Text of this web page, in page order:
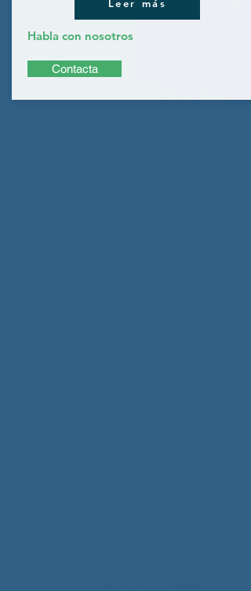
Leer más
Habla con nosotros
Contacta